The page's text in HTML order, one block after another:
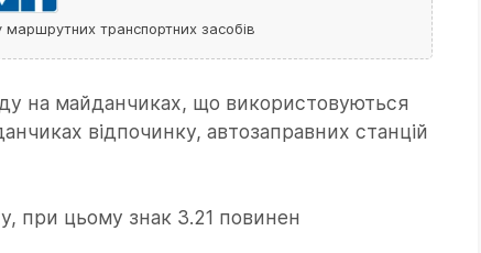
транспортних засобів
на майданчиках, що використовуються
відпочинку, автозаправних станцій
при цьому знак 3.21 повинен